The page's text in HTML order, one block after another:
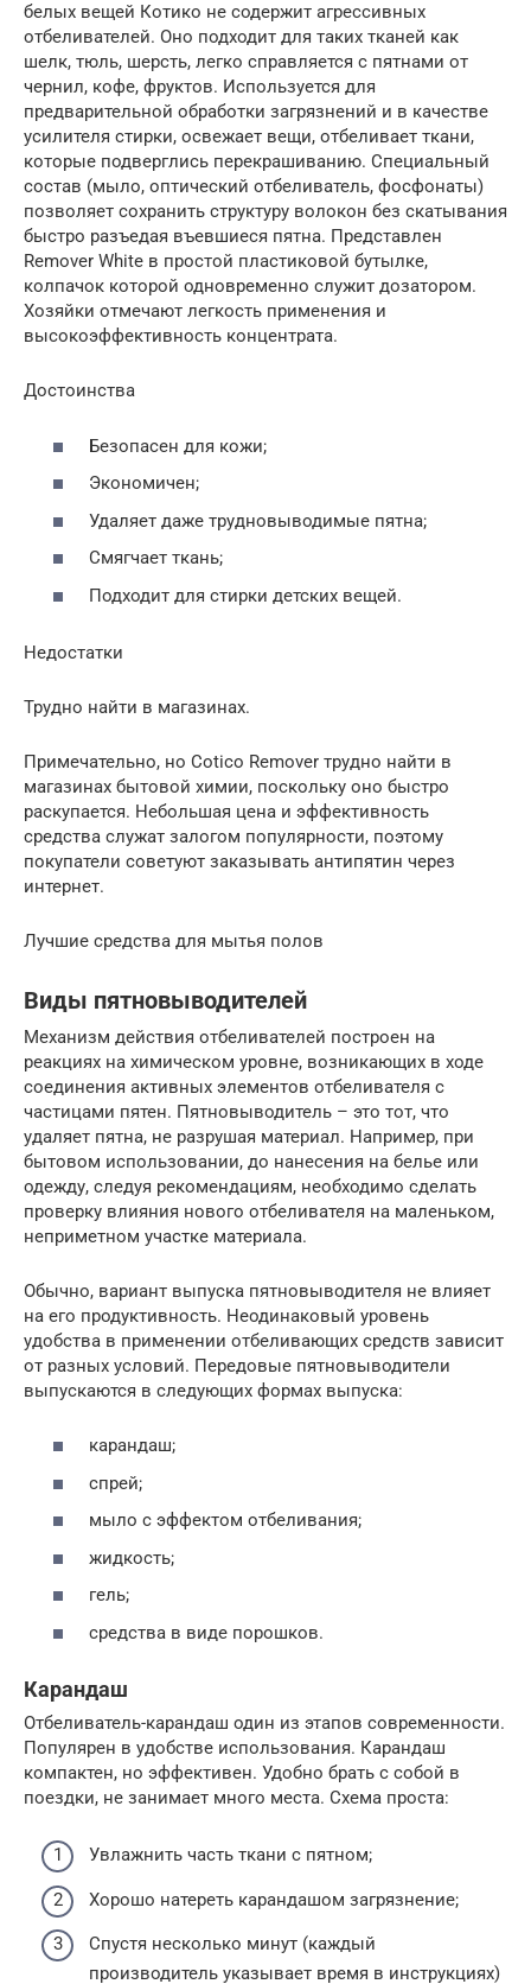
белых вещей Котико не содержит агрессивных
отбеливателей. Оно подходит для таких тканей как
шелк, тюль, шерсть, легко справляется с пятнами от
чернил, кофе, фруктов. Используется для
предварительной обработки загрязнений и в качестве
усилителя стирки, освежает вещи, отбеливает ткани,
которые подверглись перекрашиванию. Специальный
состав (мыло, оптический отбеливатель, фосфонаты)
позволяет сохранить структуру волокон без скатывания
быстро разъедая въевшиеся пятна. Представлен
Remover White в простой пластиковой бутылке,
колпачок которой одновременно служит дозатором.
Хозяйки отмечают легкость применения и
высокоэффективность концентрата.
Достоинства
Безопасен для кожи;
Экономичен;
Удаляет даже трудновыводимые пятна;
Смягчает ткань;
Подходит для стирки детских вещей.
Недостатки
Трудно найти в магазинах.
Примечательно, но Cotico Remover трудно найти в
магазинах бытовой химии, поскольку оно быстро
раскупается. Небольшая цена и эффективность
средства служат залогом популярности, поэтому
покупатели советуют заказывать антипятин через
интернет.
Лучшие средства для мытья полов
Виды пятновыводителей
Механизм действия отбеливателей построен на
реакциях на химическом уровне, возникающих в ходе
соединения активных элементов отбеливателя с
частицами пятен. Пятновыводитель – это тот, что
удаляет пятна, не разрушая материал. Например, при
бытовом использовании, до нанесения на белье или
одежду, следуя рекомендациям, необходимо сделать
проверку влияния нового отбеливателя на маленьком,
неприметном участке материала.
Обычно, вариант выпуска пятновыводителя не влияет
на его продуктивность. Неодинаковый уровень
удобства в применении отбеливающих средств зависит
от разных условий. Передовые пятновыводители
выпускаются в следующих формах выпуска:
карандаш;
спрей;
мыло с эффектом отбеливания;
жидкость;
гель;
средства в виде порошков.
Карандаш
Отбеливатель-карандаш один из этапов современности.
Популярен в удобстве использования. Карандаш
компактен, но эффективен. Удобно брать с собой в
поездки, не занимает много места. Схема проста:
Увлажнить часть ткани с пятном;
Хорошо натереть карандашом загрязнение;
Спустя несколько минут (каждый
производитель указывает время в инструкциях)